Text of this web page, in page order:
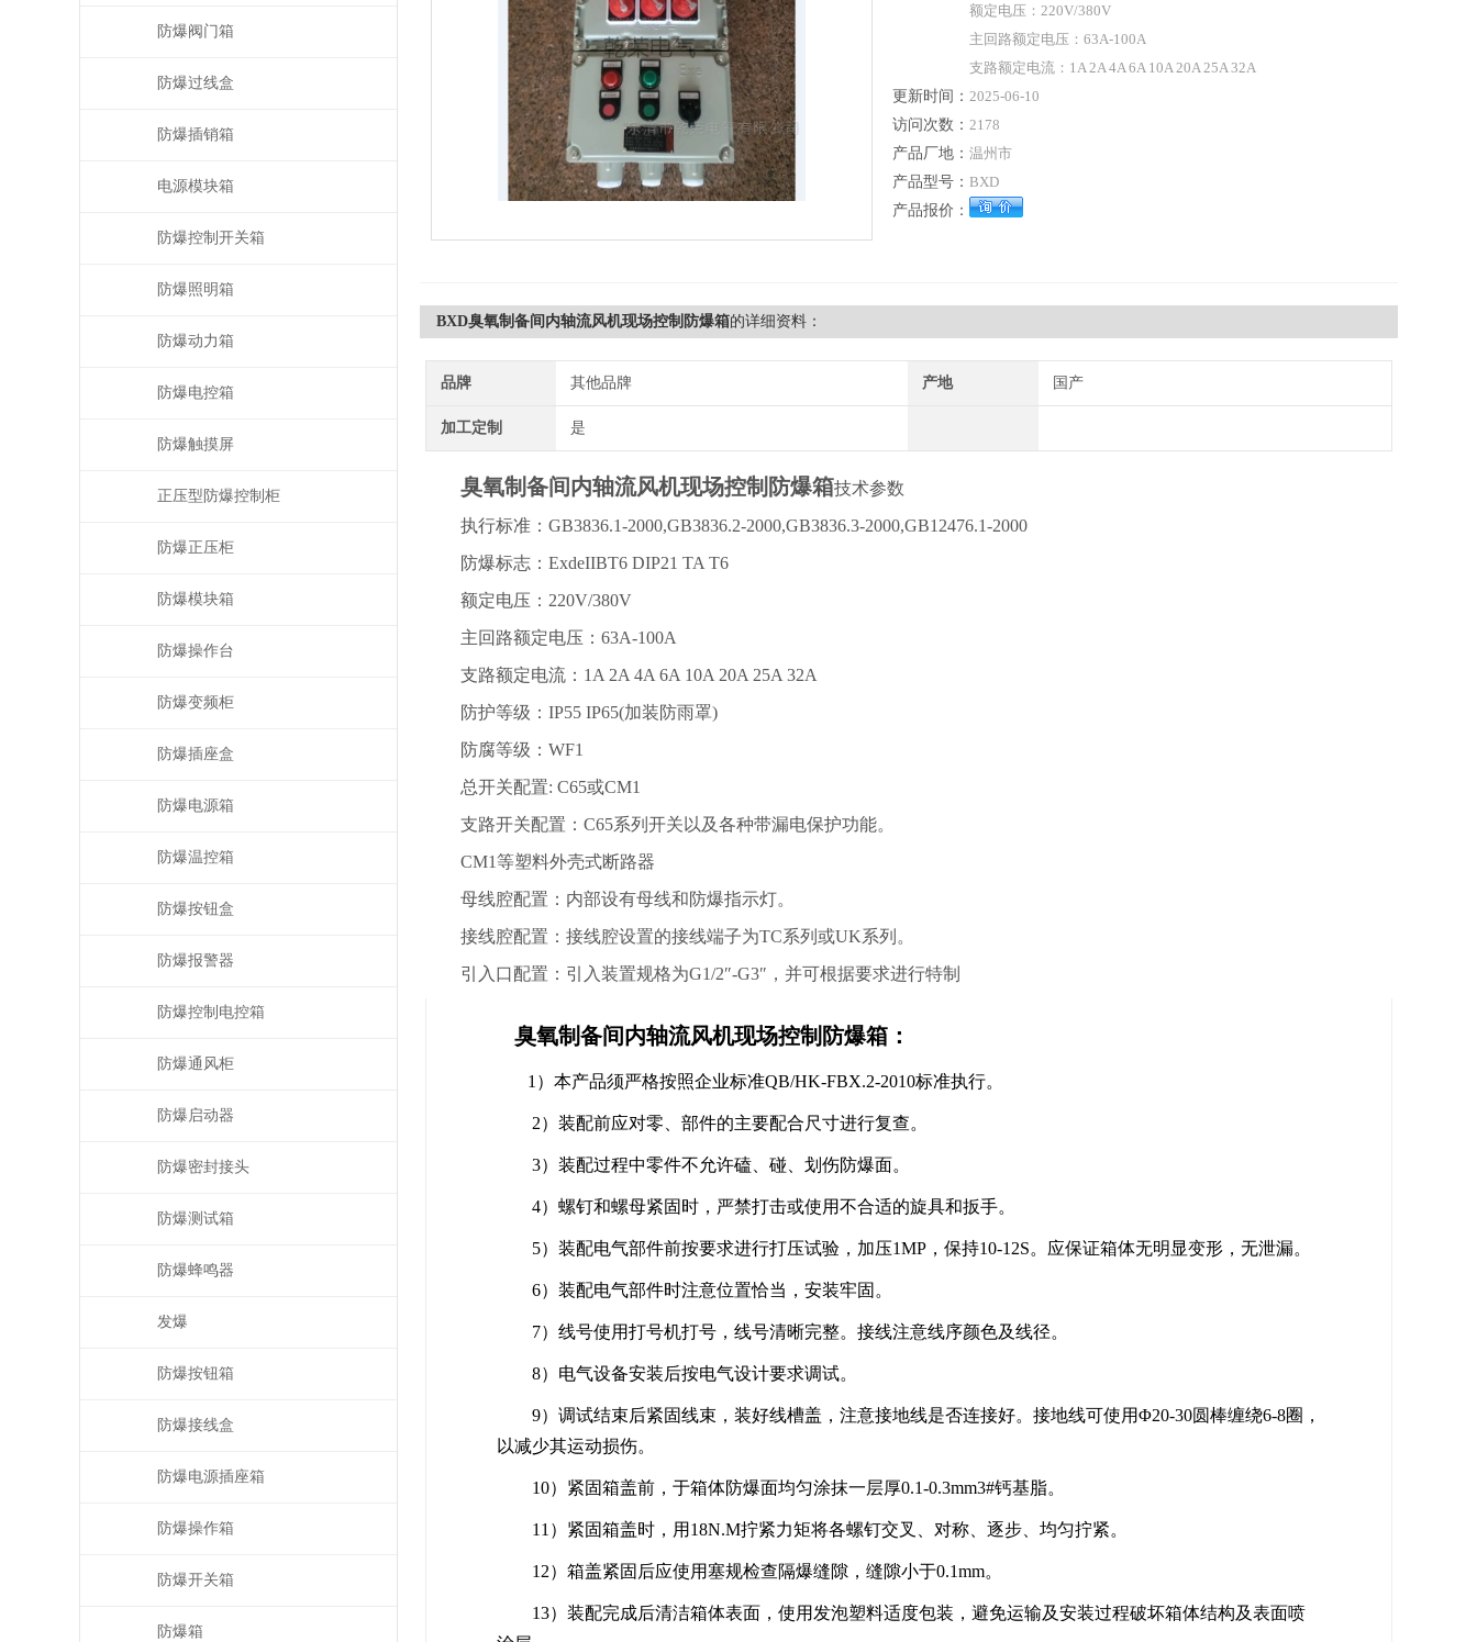
额定电压：220V/380V
主回路额定电压：63A-100A
支路额定电流：1A 2A 4A 6A 10A 20A 25A 32A
更新时间： 2025-06-10
访问次数： 2178
产品厂地： 温州市
产品型号： BXD
产品报价：
BXD臭氧制备间内轴流风机现场控制防爆箱的详细资料：
品牌 其他品牌 产地 国产
加工定制 是
臭氧制备间内轴流风机现场控制防爆箱技术参数
执行标准：GB3836.1-2000,GB3836.2-2000,GB3836.3-2000,GB12476.1-2000
防爆标志：ExdeIIBT6 DIP21 TA T6
额定电压：220V/380V
主回路额定电压：63A-100A
支路额定电流：1A 2A 4A 6A 10A 20A 25A 32A
防护等级：IP55 IP65(加装防雨罩)
防腐等级：WF1
总开关配置: C65或CM1
支路开关配置：C65系列开关以及各种带漏电保护功能。
CM1等塑料外壳式断路器
母线腔配置：内部设有母线和防爆指示灯。
接线腔配置：接线腔设置的接线端子为TC系列或UK系列。
引入口配置：引入装置规格为G1/2″-G3″，并可根据要求进行特制
臭氧制备间内轴流风机现场控制防爆箱 ：
1）本产品须严格按照企业标准QB/HK-FBX.2-2010标准执行。
2）装配前应对零、部件的主要配合尺寸进行复查。
3）装配过程中零件不允许磕、碰、划伤防爆面。
4）螺钉和螺母紧固时，严禁打击或使用不合适的旋具和扳手。
5）装配电气部件前按要求进行打压试验，加压1MP，保持10-12S。应保证箱体无明显变形，无泄漏。
6）装配电气部件时注意位置恰当，安装牢固。
7）线号使用打号机打号，线号清晰完整。接线注意线序颜色及线径。
8）电气设备安装后按电气设计要求调试。
9）调试结束后紧固线束，装好线槽盖，注意接地线是否连接好。接地线可使用Φ20-30圆棒缠绕6-8圈，
以减少其运动损伤。
10）紧固箱盖前，于箱体防爆面均匀涂抹一层厚0.1-0.3mm3#钙基脂。
11）紧固箱盖时，用18N.M拧紧力矩将各螺钉交叉、对称、逐步、均匀拧紧。
12）箱盖紧固后应使用塞规检查隔爆缝隙，缝隙小于0.1mm。
13）装配完成后清洁箱体表面，使用发泡塑料适度包装，避免运输及安装过程破坏箱体结构及表面喷
防爆阀门箱
防爆过线盒
防爆插销箱
电源模块箱
防爆控制开关箱
防爆照明箱
防爆动力箱
防爆电控箱
防爆触摸屏
正压型防爆控制柜
防爆正压柜
防爆模块箱
防爆操作台
防爆变频柜
防爆插座盒
防爆电源箱
防爆温控箱
防爆按钮盒
防爆报警器
防爆控制电控箱
防爆通风柜
防爆启动器
防爆密封接头
防爆测试箱
防爆蜂鸣器
发爆
防爆按钮箱
防爆接线盒
防爆电源插座箱
防爆操作箱
防爆开关箱
防爆箱